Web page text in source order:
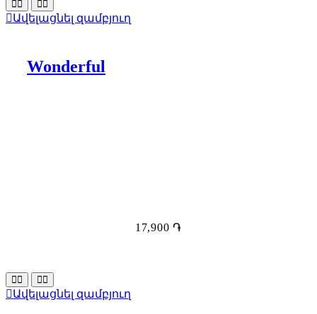
Ավելացնել զամբյուղ
Wonderful
17,900 ֏
Ավելացնել զամբյուղ